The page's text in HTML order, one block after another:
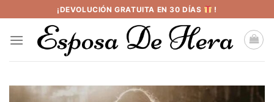
al
contenido
¡DEVOLUCIÓN GRATUITA EN 30 DÍAS !